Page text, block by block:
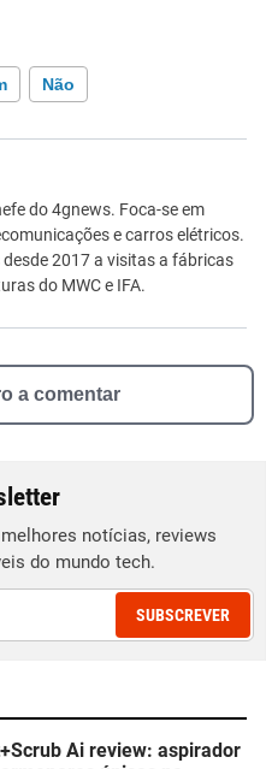
Não
que procuro
do 4gnews. Foca-se em
e carros elétricos.
2017 a visitas a fábricas
do MWC e IFA.
a comentar
notícias, reviews
do mundo tech.
SUBSCREVER
Ai review: aspirador